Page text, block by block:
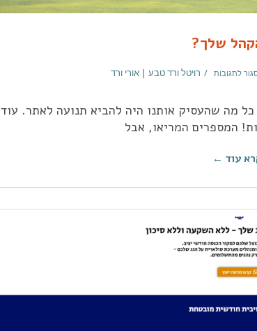
שלך?
לתגובות רויטל ורד טבע | אורי ורד
כל מה שהעסיק אותנו היה להביא תנועה לאתר. עוד
המספרים המריאו, אבל
עוד ←